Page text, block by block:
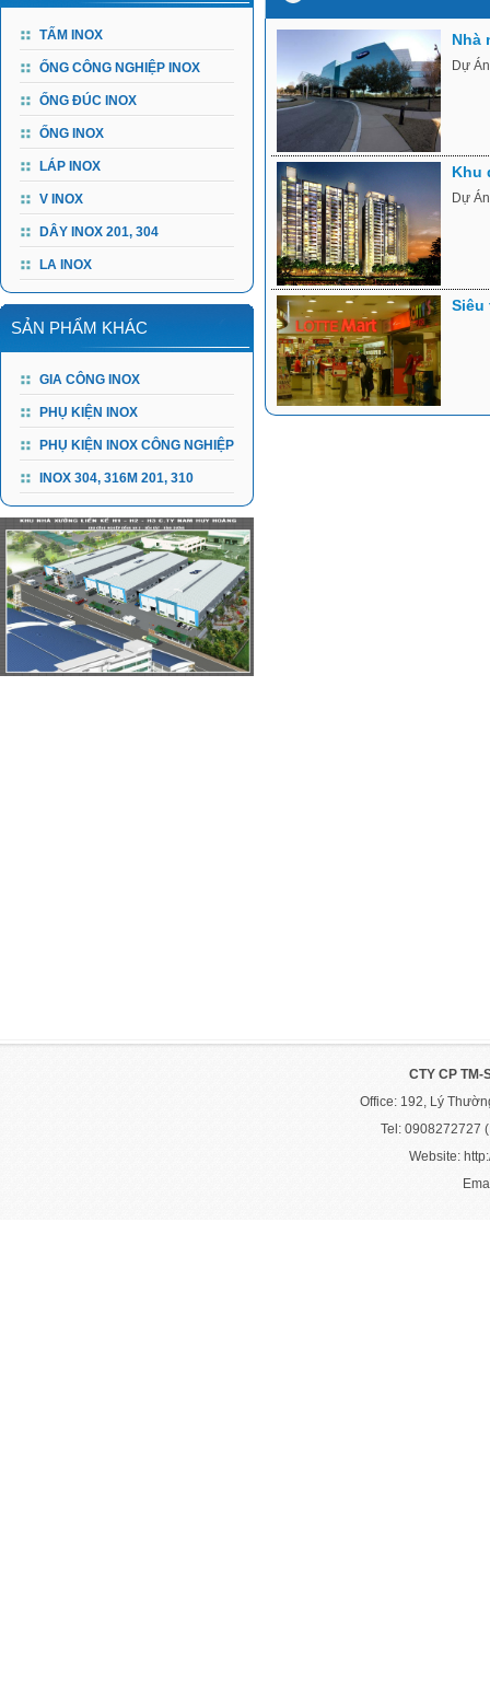
TẤM INOX
ỐNG CÔNG NGHIỆP INOX
ỐNG ĐÚC INOX
ỐNG INOX
LÁP INOX
V INOX
DÂY INOX 201, 304
LA INOX
SẢN PHẨM KHÁC
GIA CÔNG INOX
PHỤ KIỆN INOX
PHỤ KIỆN INOX CÔNG NGHIỆP
INOX 304, 316M 201, 310
Nhà
Dự
Khu
Dự
Siêu
CTY CP TM-
Office: 192, Lý
Tel: 0908272727
Website: